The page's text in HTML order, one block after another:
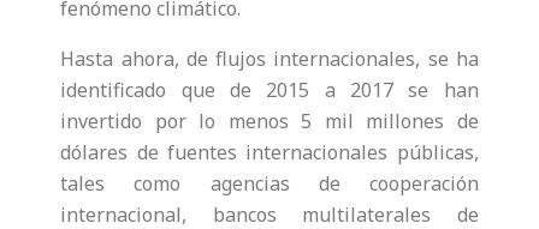
fenómeno climático.
Hasta ahora, de flujos internacionales, se ha
identificado que de 2015 a 2017 se han
invertido por lo menos 5 mil millones de
dólares de fuentes internacionales públicas,
tales como agencias de cooperación
internacional, bancos multilaterales de